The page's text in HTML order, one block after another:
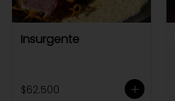
Insurgente
$62.500